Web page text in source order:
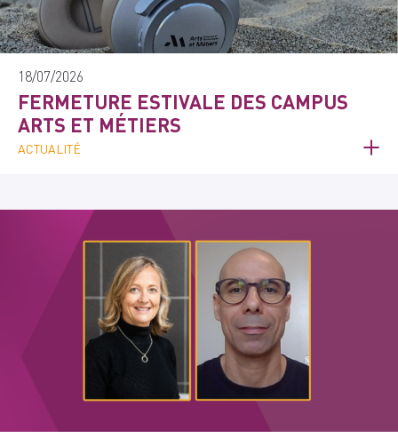
18/07/2026
FERMETURE ESTIVALE DES CAMPUS
ARTS ET MÉTIERS
ACTUALITÉ